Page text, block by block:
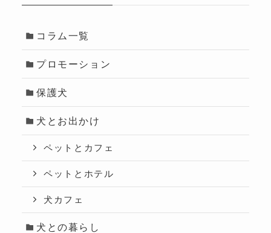
コラム一覧
プロモーション
保護犬
犬とお出かけ
ペットとカフェ
ペットとホテル
犬カフェ
犬との暮らし